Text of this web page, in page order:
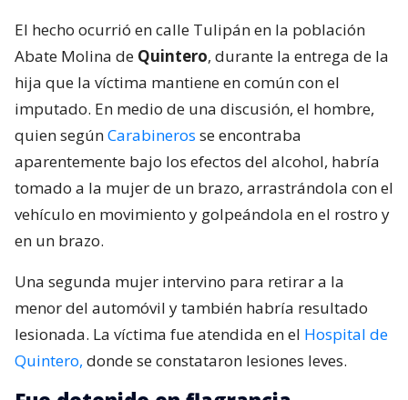
El hecho ocurrió en calle Tulipán en la población
Abate Molina de Quintero, durante la entrega de la
hija que la víctima mantiene en común con el
imputado. En medio de una discusión, el hombre,
quien segúnCarabineros se encontraba
aparentemente bajo los efectos del alcohol, habría
tomado a la mujer de un brazo, arrastrándola con el
vehículo en movimiento y golpeándola en el rostro y
en un brazo.
Una segunda mujer intervino para retirar a la
menor del automóvil y también habría resultado
lesionada. La víctima fue atendida en el Hospital de
Quintero, donde se constataron lesiones leves.